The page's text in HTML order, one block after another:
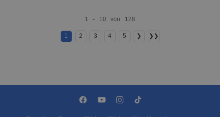
1 - 10 von 128
1 2 3 4 5 ❯ ❯❯